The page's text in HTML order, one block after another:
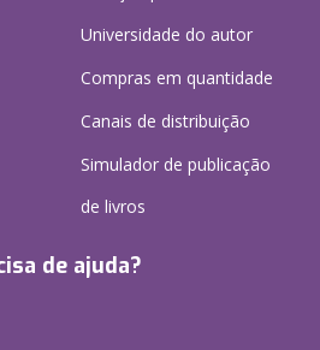
Universidade do autor
Compras em quantidade
Canais de distribuição
Simulador de publicação
de livros
de ajuda?